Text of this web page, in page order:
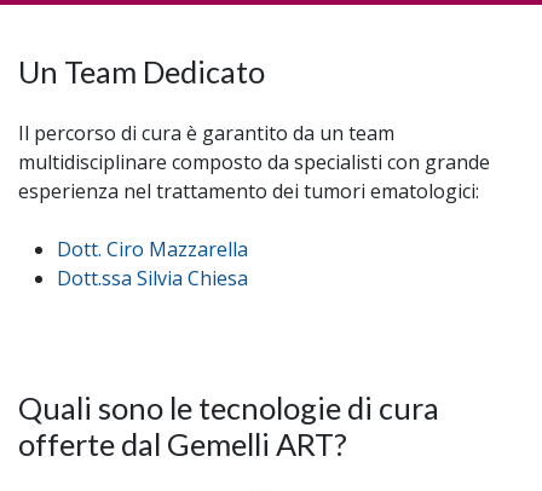
Un Team Dedicato
Il percorso di cura è garantito da un team
multidisciplinare composto da specialisti con grande
esperienza nel trattamento dei tumori ematologici:
Dott. Ciro Mazzarella
Dott.ssa Silvia Chiesa
Quali sono le tecnologie di cura
offerte dal Gemelli ART?